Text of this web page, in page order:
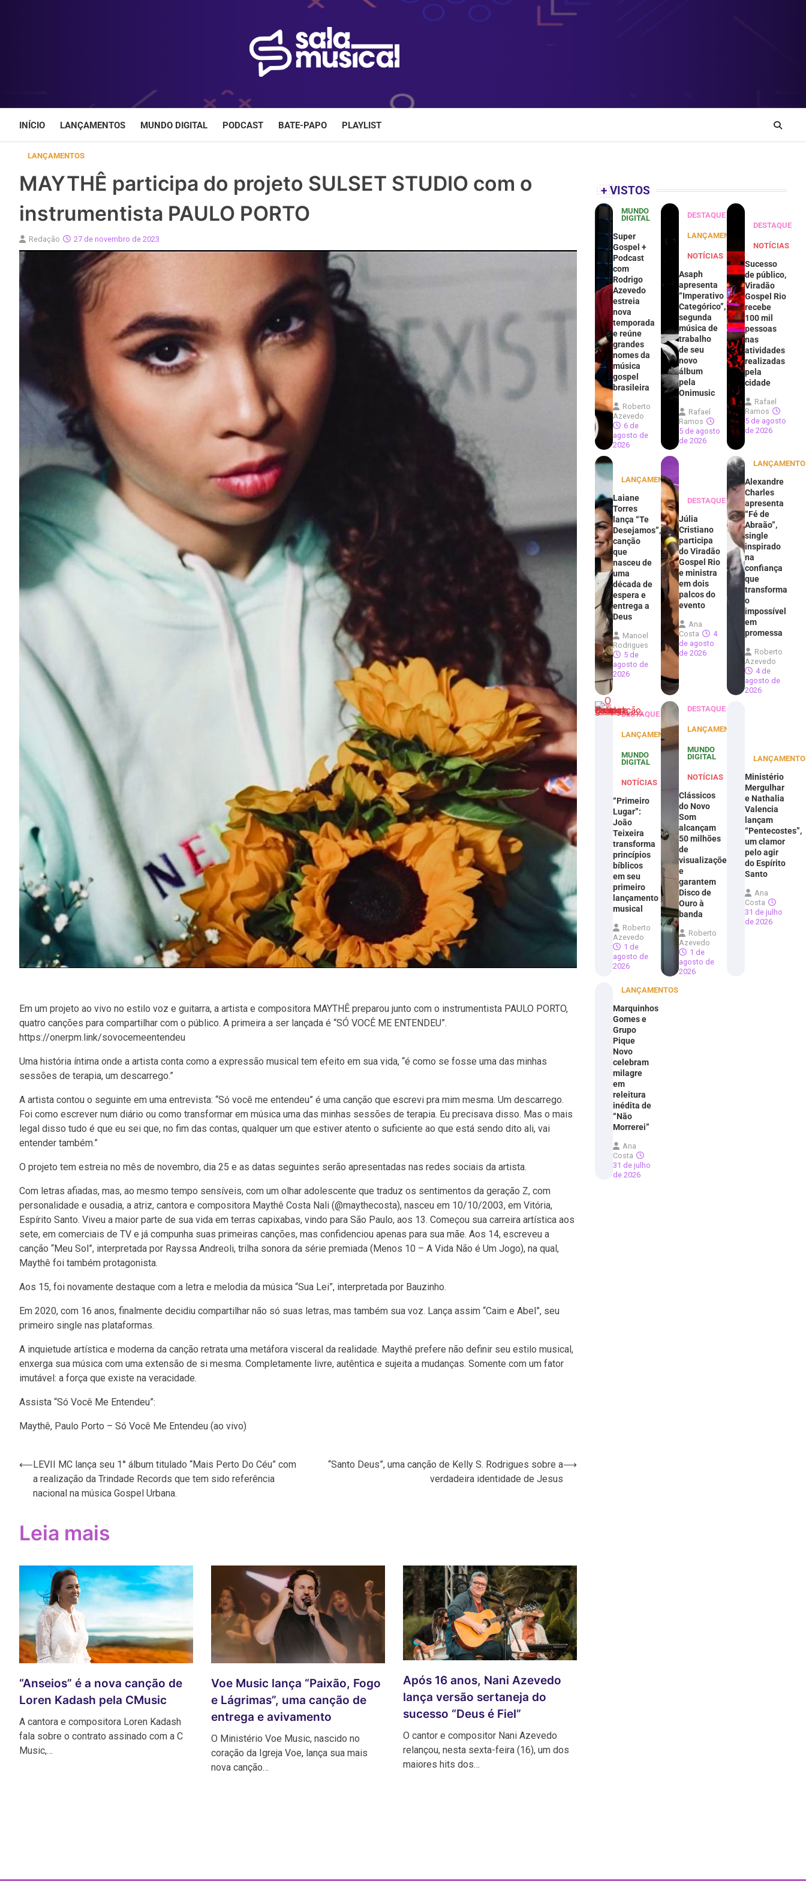
INÍCIO LANÇAMENTOS MUNDO DIGITAL PODCAST BATE-PAPO PLAYLIST
LANÇAMENTOS
MAYTHÊ participa do projeto SULSET STUDIO com o
instrumentista PAULO PORTO
Redação 27 de novembro de 2023
Em um projeto ao vivo no estilo voz e guitarra, a artista e compositora MAYTHÊ preparou junto com o instrumentista PAULO PORTO,
quatro canções para compartilhar com o público. A primeira a ser lançada é “SÓ VOCÊ ME ENTENDEU”.
https://onerpm.link/sovocemeentendeu
Uma história íntima onde a artista conta como a expressão musical tem efeito em sua vida, “é como se fosse uma das minhas
sessões de terapia, um descarrego.”
A artista contou o seguinte em uma entrevista: “Só você me entendeu” é uma canção que escrevi pra mim mesma. Um descarrego.
Foi como escrever num diário ou como transformar em música uma das minhas sessões de terapia. Eu precisava disso. Mas o mais
legal disso tudo é que eu sei que, no fim das contas, qualquer um que estiver atento o suficiente ao que está sendo dito ali, vai
entender também.”
O projeto tem estreia no mês de novembro, dia 25 e as datas seguintes serão apresentadas nas redes sociais da artista.
Com letras afiadas, mas, ao mesmo tempo sensíveis, com um olhar adolescente que traduz os sentimentos da geração Z, com
personalidade e ousadia, a atriz, cantora e compositora Maythê Costa Nali (@maythecosta), nasceu em 10/10/2003, em Vitória,
Espírito Santo. Viveu a maior parte de sua vida em terras capixabas, vindo para São Paulo, aos 13. Começou sua carreira artística aos
sete, em comerciais de TV e já compunha suas primeiras canções, mas confidenciou apenas para sua mãe. Aos 14, escreveu a
canção “Meu Sol”, interpretada por Rayssa Andreoli, trilha sonora da série premiada (Menos 10 – A Vida Não é Um Jogo), na qual,
Maythê foi também protagonista.
Aos 15, foi novamente destaque com a letra e melodia da música “Sua Lei”, interpretada por Bauzinho.
Em 2020, com 16 anos, finalmente decidiu compartilhar não só suas letras, mas também sua voz. Lança assim “Caim e Abel”, seu
primeiro single nas plataformas.
A inquietude artística e moderna da canção retrata uma metáfora visceral da realidade. Maythê prefere não definir seu estilo musical,
enxerga sua música com uma extensão de si mesma. Completamente livre, autêntica e sujeita a mudanças. Somente com um fator
imutável: a força que existe na veracidade.
Assista “Só Você Me Entendeu”:
Maythê, Paulo Porto – Só Você Me Entendeu (ao vivo)
Navegação
⟵LEVII MC lança seu 1° álbum titulado “Mais Perto Do Céu” com
a realização da Trindade Records que tem sido referência
nacional na música Gospel Urbana.
“Santo Deus”, uma canção de Kelly S. Rodrigues sobre a
verdadeira identidade de Jesus
⟶
Leia mais
“Anseios” é a nova canção de
Loren Kadash pela CMusic
A cantora e compositora Loren Kadash
fala sobre o contrato assinado com a C
Music,…
Voe Music lança “Paixão, Fogo
e Lágrimas”, uma canção de
entrega e avivamento
O Ministério Voe Music, nascido no
coração da Igreja Voe, lança sua mais
nova canção…
Após 16 anos, Nani Azevedo
lança versão sertaneja do
sucesso “Deus é Fiel”
O cantor e compositor Nani Azevedo
relançou, nesta sexta-feira (16), um dos
maiores hits dos…
+ VISTOS
MUNDO
DIGITAL
Super
Gospel +
Podcast
com
Rodrigo
Azevedo
estreia
nova
temporada
e reúne
grandes
nomes da
música
gospel
brasileira
Roberto
Azevedo
6 de
agosto de
2026
DESTAQUE
LANÇAMENTOS
NOTÍCIAS
Asaph
apresenta
“Imperativo
Categórico”,
segunda
música de
trabalho
de seu
novo
álbum
pela
Onimusic
Rafael
Ramos
5 de agosto
de 2026
DESTAQUE
NOTÍCIAS
Sucesso
de público,
Viradão
Gospel Rio
recebe
100 mil
pessoas
nas
atividades
realizadas
pela
cidade
Rafael
Ramos
5 de agosto
de 2026
LANÇAMENTOS
Laiane
Torres
lança “Te
Desejamos”,
canção
que
nasceu de
uma
década de
espera e
entrega a
Deus
Manoel
Rodrigues
5 de
agosto de
2026
DESTAQUE
Júlia
Cristiano
participa
do Viradão
Gospel Rio
e ministra
em dois
palcos do
evento
Ana
Costa
4
de agosto
de 2026
Alexandre
Charles
apresenta
“Fé de
Abraão”,
single
inspirado
na
confiança
que
transforma
o
impossível
em
promessa
Roberto
Azevedo
4 de
agosto de
2026
DESTAQUE
LANÇAMENTOS
MUNDO
DIGITAL
NOTÍCIAS
“Primeiro
Lugar”:
João
Teixeira
transforma
princípios
bíblicos
em seu
primeiro
lançamento
musical
Roberto
Azevedo
1 de
agosto de
2026
DESTAQUE
LANÇAMENTOS
MUNDO
DIGITAL
NOTÍCIAS
Clássicos
do Novo
Som
alcançam
50 milhões
de
visualizações
e
garantem
Disco de
Ouro à
banda
Roberto
Azevedo
1 de
agosto de
2026
Ministério
Mergulhar
e Nathalia
Valencia
lançam
“Pentecostes”,
um clamor
pelo agir
do Espírito
Santo
Ana
Costa
31 de julho
de 2026
LANÇAMENTOS
Marquinhos
Gomes e
Grupo
Pique
Novo
celebram
milagre
em
releitura
inédita de
“Não
Morrerei”
Ana
Costa
31 de julho
de 2026